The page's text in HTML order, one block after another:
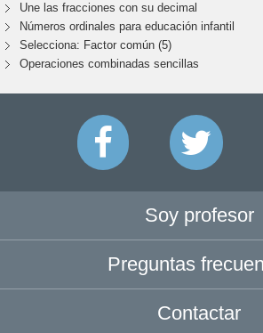
Une las fracciones con su decimal
Números ordinales para educación infantil
Selecciona: Factor común (5)
Operaciones combinadas sencillas
Soy profesor
Preguntas
Contactar